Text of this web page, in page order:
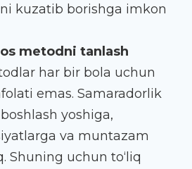
kuzatib borishga imkon
metodni tanlash
har bir bola uchun
emas. Samaradorlik
yoshiga,
va muntazam
Shuning uchun to‘liq